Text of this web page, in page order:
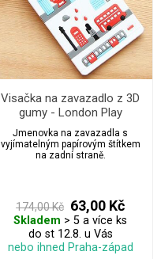
Visačka na zavazadlo z 3D
gumy - London Play
Jmenovka na zavazadla s
vyjímatelným papírovým štítkem
na zadní straně.
174,00 Kč 63,00 Kč
Skladem > 5 a více ks
do st 12.8. u Vás
nebo ihned Praha-západ